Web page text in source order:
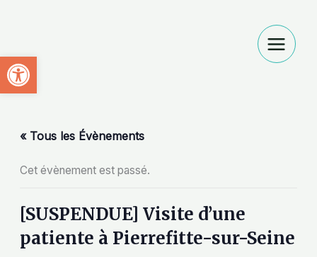
Ouvrir la barre d’outils
« Tous les Évènements
Cet évènement est passé.
[SUSPENDUE] Visite d’une
patiente à Pierrefitte-sur-Seine